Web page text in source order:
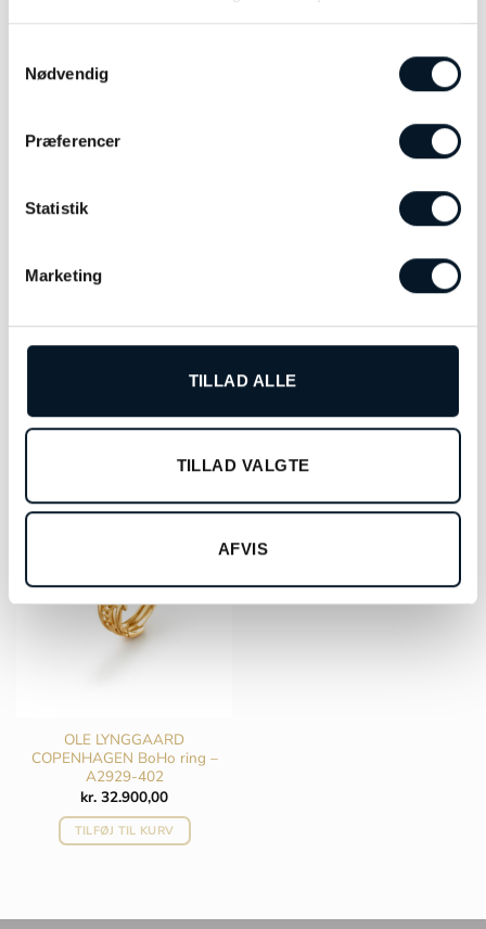
Nødvendig
Præferencer
Statistik
Marketing
TILLAD ALLE
TILLAD VALGTE
AFVIS
COPENHAGEN BoHo ring –
A2924-403
COPENHAGEN BoHo ring –
A2948-401
OLE LYNGGAARD
COPENHAGEN BoHo ring –
A2929-402
kr. 32.900,00
TILFØJ TIL KURV